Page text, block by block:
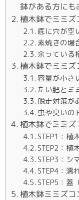
鉢がある方にも
植木鉢でミミ
底に穴が空
素焼きの場
余っている
植木鉢でミミ
容量が小さ
たい肥とミ
脱走対策が
虫や臭いの
植木鉢でミミ
STEP1：植
STEP2：植
STEP3：シ
STEP4：濡
STEP5：蓋
植木鉢ミミズ